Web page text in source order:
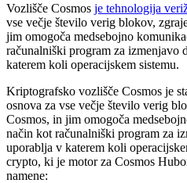
Vozlišče Cosmos je tehnologija
vse večje število verig blokov,
jim omogoča medsebojno
računalniški program za izmenjavo
katerem koli operacijskem sistemu.
Kriptografsko vozlišče Cosmos je
osnova za vse večje število verig
Cosmos, in jim omogoča
način kot računalniški program za
uporablja v katerem koli
crypto, ki je motor za Cosmos
namene: